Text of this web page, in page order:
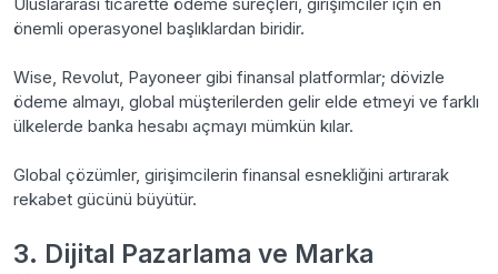
önemli operasyonel başlıklardan biridir.
Wise, Revolut, Payoneer gibi finansal platformlar; dövizle
ödeme almayı, global müşterilerden gelir elde etmeyi ve farklı
ülkelerde banka hesabı açmayı mümkün kılar.
Global çözümler, girişimcilerin finansal esnekliğini artırarak
rekabet gücünü büyütür.
3. Dijital Pazarlama ve Marka